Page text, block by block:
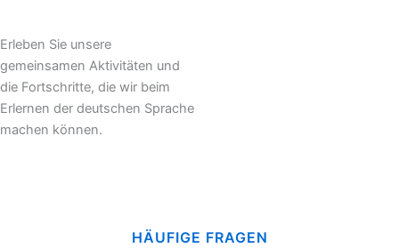
Erleben Sie unsere
gemeinsamen Aktivitäten und
die Fortschritte, die wir beim
Erlernen der deutschen Sprache
machen können.
HÄUFIGE FRAGEN